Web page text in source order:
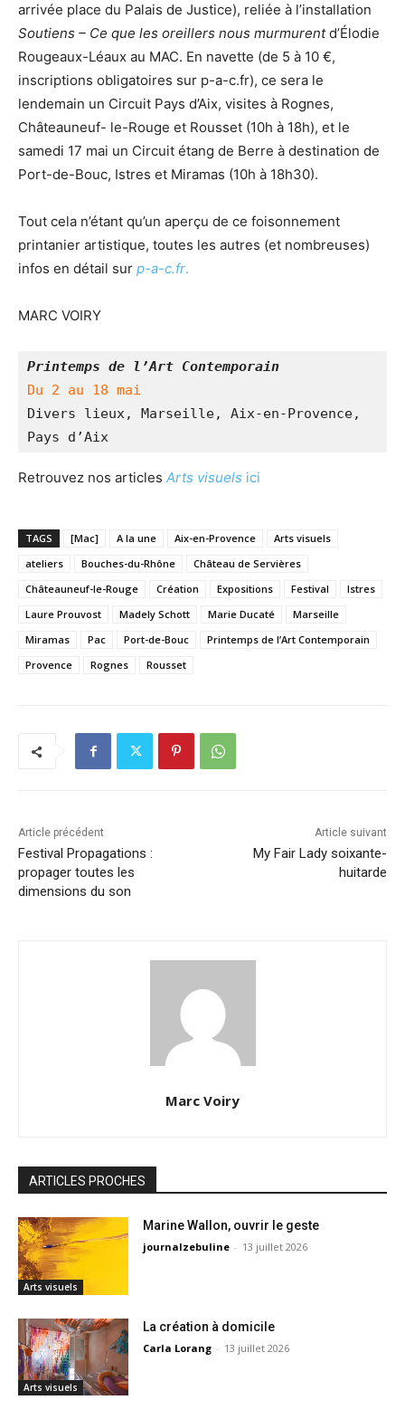
arrivée place du Palais de Justice), reliée à l’installation
Soutiens – Ce que les oreillers nous murmurentd’Élodie
Rougeaux-Léaux au MAC. En navette (de 5 à 10 €,
inscriptions obligatoires sur p-a-c.fr), ce sera le
lendemain un Circuit Pays d’Aix, visites à Rognes,
Châteauneuf- le-Rouge et Rousset (10h à 18h), et le
samedi 17 mai un Circuit étang de Berre à destination de
Port-de-Bouc, Istres et Miramas (10h à 18h30).
Tout cela n’étant qu’un aperçu de ce foisonnement
printanier artistique, toutes les autres (et nombreuses)
infos en détail sur p-a-c.fr.
MARC VOIRY
Printemps de l’Art Contemporain
Du 2 au 18 mai
Divers lieux, Marseille, Aix-en-Provence,
Pays d’Aix
Retrouvez nos articles Arts visuels ici
TAGS [Mac] A la une Aix-en-Provence
Arts visuels
ateliers
Bouches-du-Rhône
Château de Servières
Châteauneuf-le-Rouge
Création Expositions Festival
Istres
Laure Prouvost
Madely Schott Marie Ducaté
Marseille
Miramas
Pac Port-de-Bouc
Printemps de l’Art Contemporain
Provence
Rognes Rousset
Article précédent
Festival Propagations :
propager toutes les
dimensions du son
Article suivant
My Fair Lady soixante-
huitarde
Marc Voiry
ARTICLES PROCHES
Arts visuels
Marine Wallon, ouvrir le geste
journalzebuline - 13 juillet 2026
Arts visuels
La création à domicile
Carla Lorang - 13 juillet 2026